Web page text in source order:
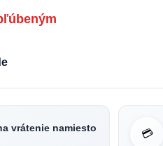
vrátenie namiesto
💳